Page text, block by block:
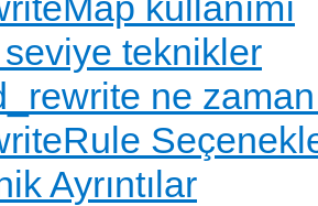
teknikler
ne
Ayrıntılar